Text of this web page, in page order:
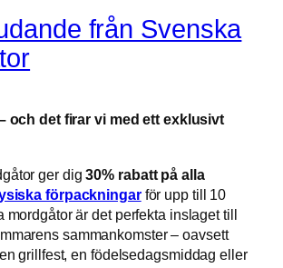
från Svenska
och det firar vi med ett exklusivt
ger dig30% rabatt på alla
förpackningarför upp till 10
mordgåtor är det perfekta inslaget till
sammankomster – oavsett
grillfest, en födelsedagsmiddag eller